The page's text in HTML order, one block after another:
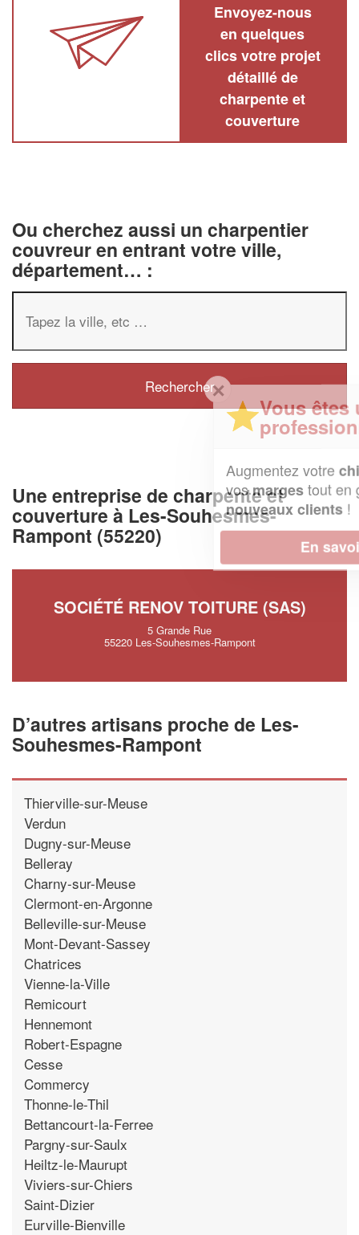
Envoyez-nous
en quelques
clics votre projet
détaillé de
charpente et
couverture
Ou cherchez aussi un charpentier
couvreur en entrant votre ville,
département… :
Une entreprise de charpente et
couverture à Les-Souhesmes-
Rampont (55220)
SOCIÉTÉ RENOV TOITURE (SAS)
5 Grande Rue
55220 Les-Souhesmes-Rampont
D’autres artisans proche de Les-
Souhesmes-Rampont
Thierville-sur-Meuse
Verdun
Dugny-sur-Meuse
Belleray
Charny-sur-Meuse
Clermont-en-Argonne
Belleville-sur-Meuse
Mont-Devant-Sassey
Chatrices
Vienne-la-Ville
Remicourt
Hennemont
Robert-Espagne
Cesse
Commercy
Thonne-le-Thil
Bettancourt-la-Ferree
Pargny-sur-Saulx
Heiltz-le-Maurupt
Viviers-sur-Chiers
Saint-Dizier
Eurville-Bienville
Vous êtes un
professionnel ?
chiffre d'affaireset
vosmargestout en gagnant de
nouveaux clients!